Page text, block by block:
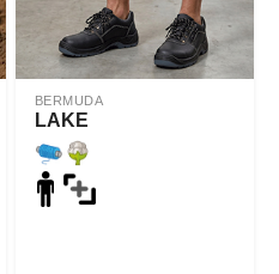
BERMUDA
LAKE